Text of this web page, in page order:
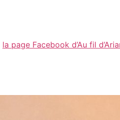
la page Facebook d’Au fil